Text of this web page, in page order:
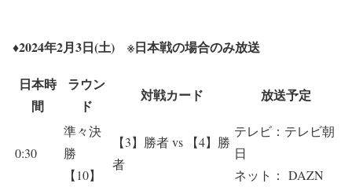
♦2024年2月3日(土) ※日本戦の場合のみ放送
日本時
間
ラウン
ド
対戦カード 放送予定
0:30
準々決
勝
【10】
【3】勝者 vs 【4】勝
者
テレビ：テレビ朝
日
ネット： DAZN